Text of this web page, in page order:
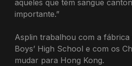
aqueles que têm sangue
importante.”
Asplin trabalhou com a fábrica
Boys’ High School e com os
mudar para Hong Kong.